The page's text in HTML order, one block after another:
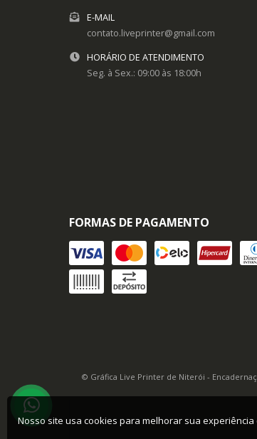
E-MAIL
contato.liveprinter@gmail.com
HORÁRIO DE ATENDIMENTO
Seg. à Sex.: 09:00 às 18:00h
FORMAS DE PAGAMENTO
© Gráfica Live Printer de Niterói -
Nosso site usa cookies para melhorar sua